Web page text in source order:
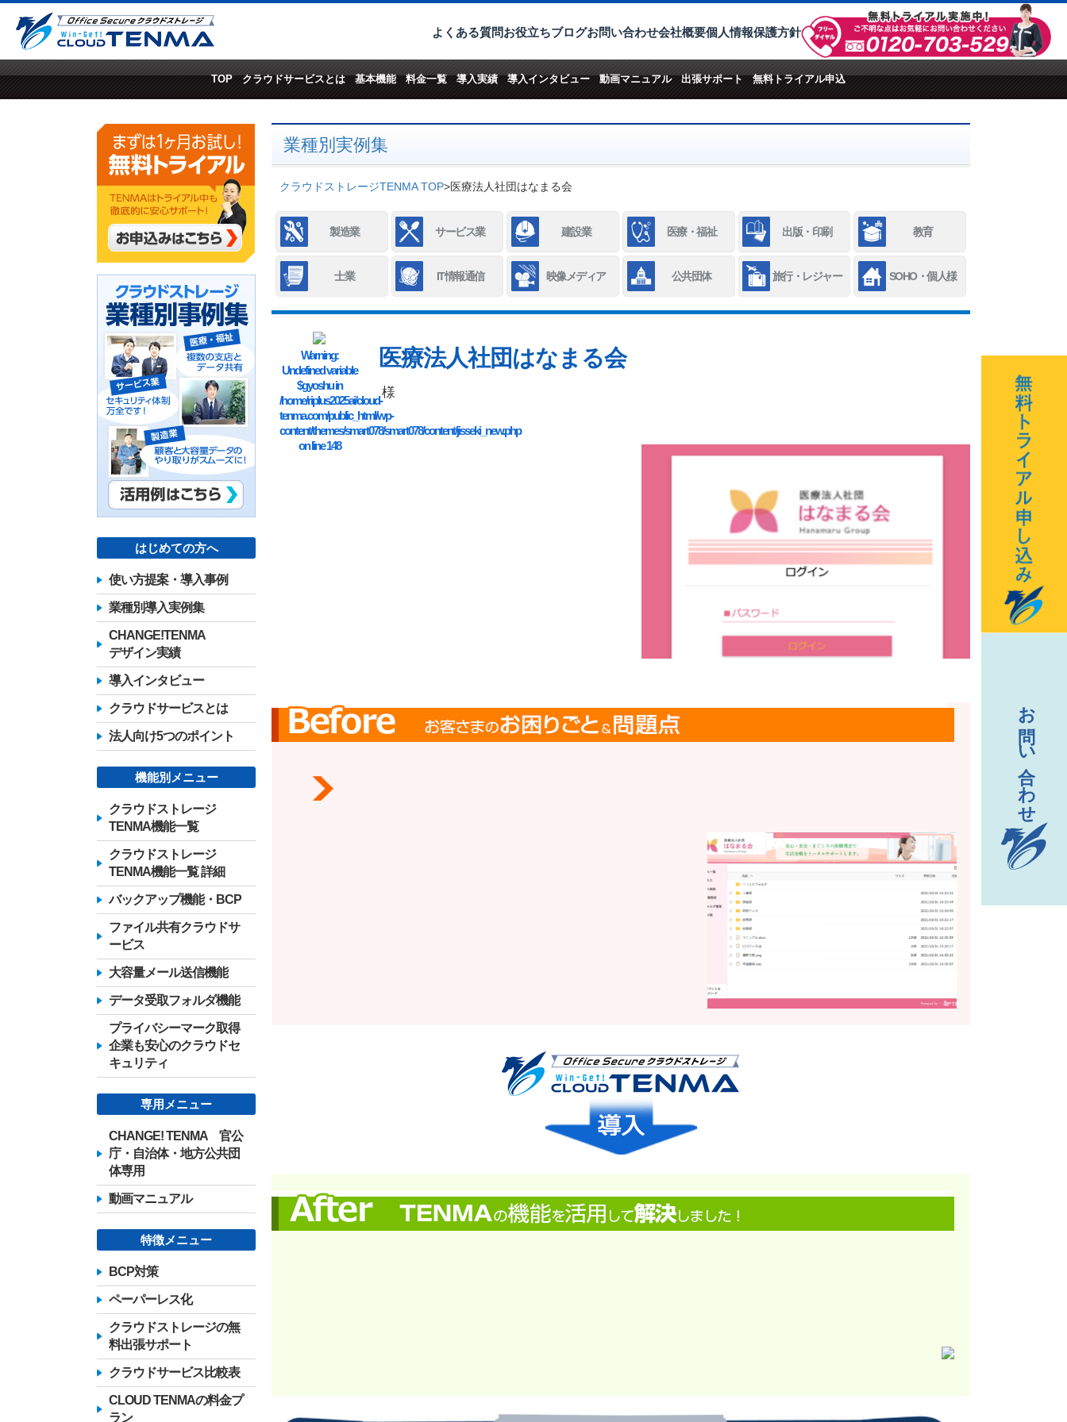
よくある質問お役立ちブログお問い合わせ会社概要個人情報保護方針
TOP クラウドサービスとは 基本機能 料金一覧 導入実績 導入インタビュー 動画マニュアル 出張サポート 無料トライアル申込
業種別実例集
クラウドストレージTENMA TOP> 医療法人社団はなまる会
製造業 サービス業 建設業 医療・福祉 出版・印刷 教育
士業 IT情報通信 映像メディア 公共団体 旅行・レジャー SOHO・個人様
Warning:
Undefined variable
$gyoshu in
/home/riplus2025ai/cloud-
tenma.com/public_html/wp-
content/themes/smart078/smart078/content/jisseki_new.php
on line148
医療法人社団はなまる会
様
はじめての方へ
使い方提案・導入事例
業種別導入実例集
CHANGE!TENMA
デザイン実績
導入インタビュー
クラウドサービスとは
法人向け5つのポイント
機能別メニュー
クラウドストレージ
TENMA機能一覧
クラウドストレージ
TENMA機能一覧 詳細
バックアップ機能・BCP
ファイル共有クラウドサ
ービス
大容量メール送信機能
データ受取フォルダ機能
プライバシーマーク取得
企業も安心のクラウドセ
キュリティ
専用メニュー
CHANGE! TENMA 官公
庁・自治体・地方公共団
体専用
動画マニュアル
特徴メニュー
BCP対策
ペーパーレス化
クラウドストレージの無
料出張サポート
クラウドサービス比較表
CLOUD TENMAの料金プ
ラン